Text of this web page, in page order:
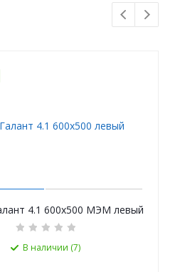
4.1 600х500 МЭМ левый
В наличии (7)